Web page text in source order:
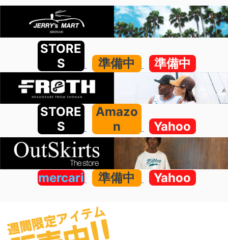
STORE
S
準備中 準備中
STORE
S
Amazo
n
Yahoo
mercari 準備中 Yahoo